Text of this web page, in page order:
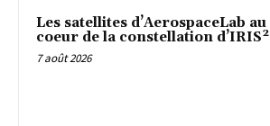
Les satellites d’AerospaceLab au
coeur de la constellation d’IRIS²
7 août 2026